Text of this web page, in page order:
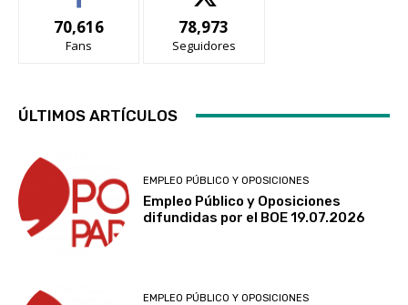
70,616
Fans
78,973
Seguidores
ÚLTIMOS ARTÍCULOS
EMPLEO PÚBLICO Y OPOSICIONES
Empleo Público y Oposiciones
difundidas por el BOE 19.07.2026
EMPLEO PÚBLICO Y OPOSICIONES